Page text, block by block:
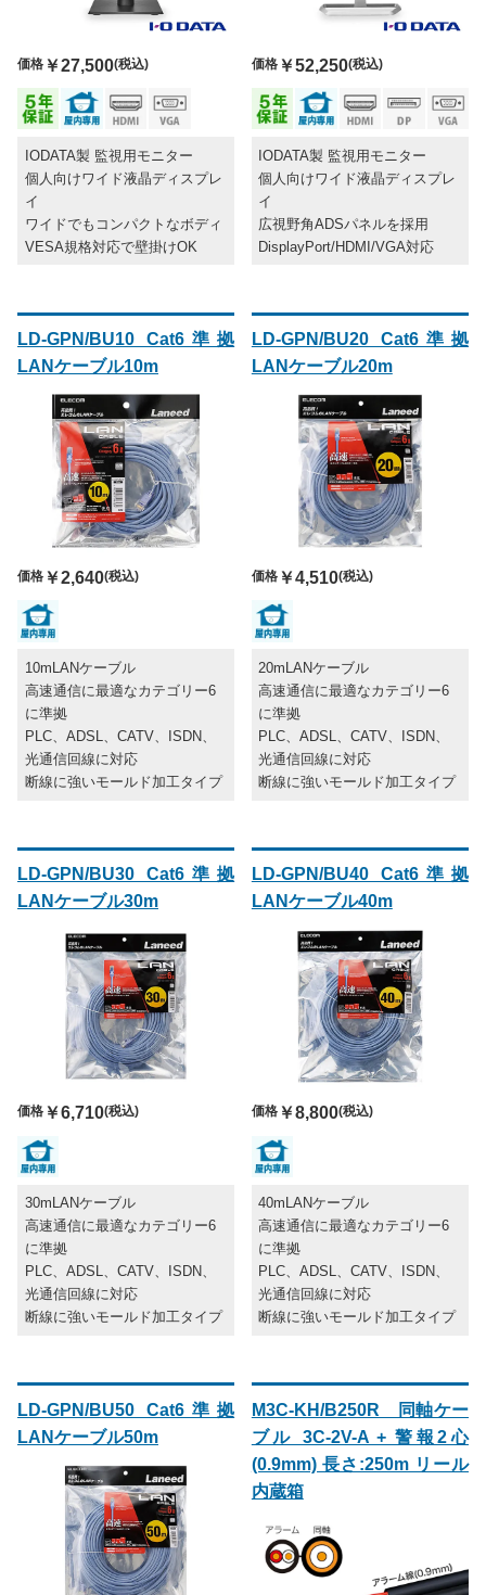
価格 ￥27,500(税込)
IODATA製 監視用モニター
個人向けワイド液晶ディスプレ
イ
ワイドでもコンパクトなボディ
VESA規格対応で壁掛けOK
価格￥52,250(税込)
IODATA製 監視用モニター
個人向けワイド液晶ディスプレ
イ
広視野角ADSパネルを採用
DisplayPort/HDMI/VGA対応
LD-GPN/BU10 Cat6準拠
LANケーブル10m
価格 ￥2,640(税込)
10mLANケーブル
高速通信に最適なカテゴリー6
に準拠
PLC、ADSL、CATV、ISDN、
光通信回線に対応
断線に強いモールド加工タイプ
LD-GPN/BU20 Cat6準拠
LANケーブル20m
価格￥4,510(税込)
20mLANケーブル
高速通信に最適なカテゴリー6
に準拠
PLC、ADSL、CATV、ISDN、
光通信回線に対応
断線に強いモールド加工タイプ
LD-GPN/BU30 Cat6準拠
LANケーブル30m
価格 ￥6,710(税込)
30mLANケーブル
高速通信に最適なカテゴリー6
に準拠
PLC、ADSL、CATV、ISDN、
光通信回線に対応
断線に強いモールド加工タイプ
LD-GPN/BU40 Cat6準拠
LANケーブル40m
価格￥8,800(税込)
40mLANケーブル
高速通信に最適なカテゴリー6
に準拠
PLC、ADSL、CATV、ISDN、
光通信回線に対応
断線に強いモールド加工タイプ
LD-GPN/BU50 Cat6準拠
LANケーブル50m
M3C-KH/B250R 同軸ケー
ブル 3C-2V-A + 警報2心
(0.9mm) 長さ:250m リール
内蔵箱